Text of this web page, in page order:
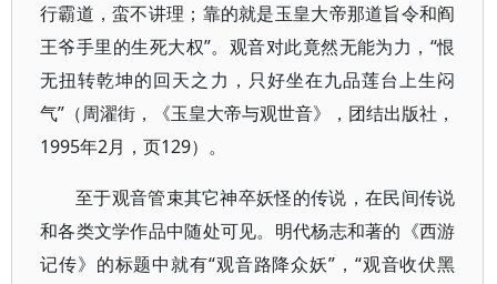
行霸道，蛮不讲理；靠的就是玉皇大帝那道旨令和阎
王爷手里的生死大权”。观音对此竟然无能为力，“恨
无扭转乾坤的回天之力，只好坐在九品莲台上生闷
气”（周濯街，《玉皇大帝与观世音》，团结出版社，
1995年2月，页129）。
至于观音管束其它神卒妖怪的传说，在民间传说
和各类文学作品中随处可见。明代杨志和著的《西游
记传》的标题中就有“观音路降众妖”，“观音收伏黑